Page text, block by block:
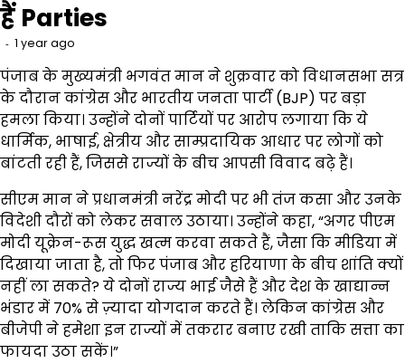
हैं Parties
1 year ago
पंजाब के मुख्यमंत्री भगवंत मान ने शुक्रवार को विधानसभा सत्र
के दौरान कांग्रेस और भारतीय जनता पार्टी (BJP) पर बड़ा
हमला किया। उन्होंने दोनों पार्टियों पर आरोप लगाया कि ये
धार्मिक, भाषाई, क्षेत्रीय और साम्प्रदायिक आधार पर लोगों को
बांटती रही हैं, जिससे राज्यों के बीच आपसी विवाद बढ़े हैं।
सीएम मान ने प्रधानमंत्री नरेंद्र मोदी पर भी तंज कसा और उनके
विदेशी दौरों को लेकर सवाल उठाया। उन्होंने कहा, “अगर पीएम
मोदी यूक्रेन-रूस युद्ध खत्म करवा सकते हैं, जैसा कि मीडिया में
दिखाया जाता है, तो फिर पंजाब और हरियाणा के बीच शांति क्यों
नहीं ला सकते? ये दोनों राज्य भाई जैसे हैं और देश के खाद्यान्न
भंडार में 70% से ज़्यादा योगदान करते हैं। लेकिन कांग्रेस और
बीजेपी ने हमेशा इन राज्यों में तकरार बनाए रखी ताकि सत्ता का
फायदा उठा सकें।”